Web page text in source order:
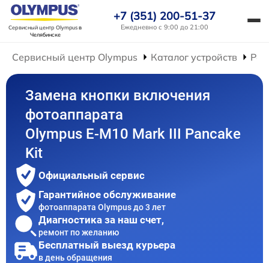
Сервисный центр Olympusв
Челябинске
+7 (351) 200-51-37
Ежедневно с 9:00 до 21:00
Сервисный центр Olympus Каталог устройств
Замена кнопки включения
фотоаппарата
Olympus E-M10 Mark III Pancake
Kit
Официальный сервис
Гарантийное обслуживание
фотоаппарата Olympus до 3 лет
Диагностика за наш счет,
ремонт по желанию
Бесплатный выезд курьера
в день обращения